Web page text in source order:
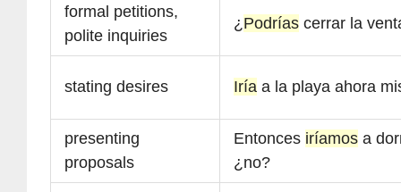
formal petitions,
polite inquiries
¿Podrías cerrar la
stating desires Iría a la playa ahora
presenting
proposals
Entonces iríamos a
¿no?